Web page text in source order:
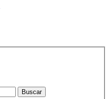
Buscar